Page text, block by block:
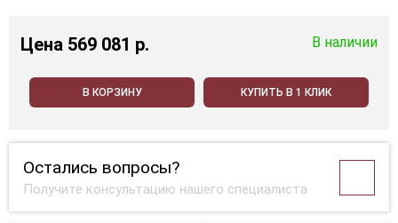
Цена 569 081 p. В наличии
В КОРЗИНУ КУПИТЬ В 1 КЛИК
Остались вопросы?
Получите консультацию нашего специалиста